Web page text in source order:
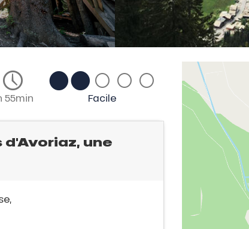
55min Facile
une